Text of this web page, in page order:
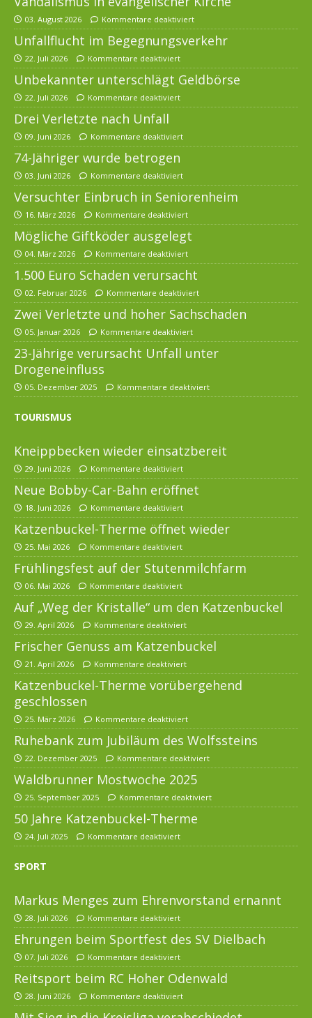
03. August 2026 Kommentare deaktiviert
Unfallflucht im Begegnungsverkehr
22. Juli 2026 Kommentare deaktiviert
Unbekannter unterschlägt Geldbörse
22. Juli 2026 Kommentare deaktiviert
Drei Verletzte nach Unfall
09. Juni 2026 Kommentare deaktiviert
74-Jähriger wurde betrogen
03. Juni 2026 Kommentare deaktiviert
Versuchter Einbruch in Seniorenheim
16. März 2026 Kommentare deaktiviert
Mögliche Giftköder ausgelegt
04. März 2026 Kommentare deaktiviert
1.500 Euro Schaden verursacht
02. Februar 2026 Kommentare deaktiviert
Zwei Verletzte und hoher Sachschaden
05. Januar 2026 Kommentare deaktiviert
23-Jährige verursacht Unfall unter
Drogeneinfluss
05. Dezember 2025 Kommentare deaktiviert
TOURISMUS
Kneippbecken wieder einsatzbereit
29. Juni 2026 Kommentare deaktiviert
Neue Bobby-Car-Bahn eröffnet
18. Juni 2026 Kommentare deaktiviert
Katzenbuckel-Therme öffnet wieder
25. Mai 2026 Kommentare deaktiviert
Frühlingsfest auf der Stutenmilchfarm
06. Mai 2026 Kommentare deaktiviert
Auf „Weg der Kristalle“ um den Katzenbuckel
29. April 2026 Kommentare deaktiviert
Frischer Genuss am Katzenbuckel
21. April 2026 Kommentare deaktiviert
Katzenbuckel-Therme vorübergehend
geschlossen
25. März 2026 Kommentare deaktiviert
Ruhebank zum Jubiläum des Wolfssteins
22. Dezember 2025 Kommentare deaktiviert
Waldbrunner Mostwoche 2025
25. September 2025 Kommentare deaktiviert
50 Jahre Katzenbuckel-Therme
24. Juli 2025 Kommentare deaktiviert
SPORT
Markus Menges zum Ehrenvorstand ernannt
28. Juli 2026 Kommentare deaktiviert
Ehrungen beim Sportfest des SV Dielbach
07. Juli 2026 Kommentare deaktiviert
Reitsport beim RC Hoher Odenwald
28. Juni 2026 Kommentare deaktiviert